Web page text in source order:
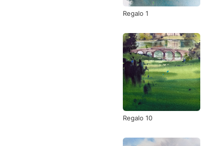
Regalo 1
Regalo 10